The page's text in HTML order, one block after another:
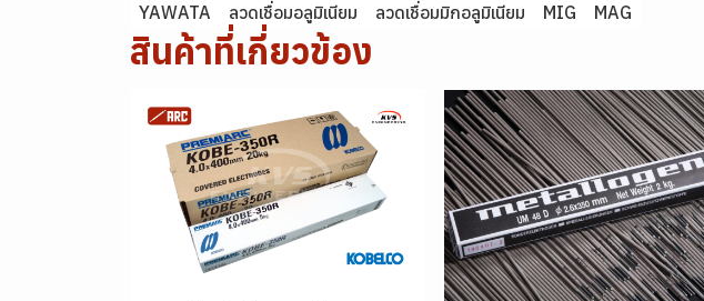
YAWATA ลวดเชื่อมอลูมิเนียม ลวดเชื่อมมิกอลูมิเนียม MIG MAG
สินค้าที่เกี่ยวข้อง